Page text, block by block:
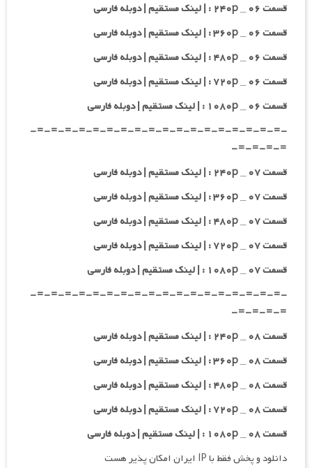
قسمت ۰۶ _ ۲۴۰p : | لینک مستقیم | دوبله فارسی
قسمت ۰۶ _ ۳۶۰p : | لینک مستقیم | دوبله فارسی
قسمت ۰۶ _ ۴۸۰p : | لینک مستقیم | دوبله فارسی
قسمت ۰۶ _ ۷۲۰p : | لینک مستقیم | دوبله فارسی
قسمت ۰۶ _ ۱۰۸۰p : | لینک مستقیم | دوبله فارسی
-=-=-=-=-=-=-=-=-=-=-=-=-=-=-=-=-=-=-
=-=-=-=-
قسمت ۰۷ _ ۲۴۰p : | لینک مستقیم | دوبله فارسی
قسمت ۰۷ _ ۳۶۰p : | لینک مستقیم | دوبله فارسی
قسمت ۰۷ _ ۴۸۰p : | لینک مستقیم | دوبله فارسی
قسمت ۰۷ _ ۷۲۰p : | لینک مستقیم | دوبله فارسی
قسمت ۰۷ _ ۱۰۸۰p : | لینک مستقیم | دوبله فارسی
-=-=-=-=-=-=-=-=-=-=-=-=-=-=-=-=-=-=-
=-=-=-=-
قسمت ۰۸ _ ۲۴۰p : | لینک مستقیم | دوبله فارسی
قسمت ۰۸ _ ۳۶۰p : | لینک مستقیم | دوبله فارسی
قسمت ۰۸ _ ۴۸۰p : | لینک مستقیم | دوبله فارسی
قسمت ۰۸ _ ۷۲۰p : | لینک مستقیم | دوبله فارسی
قسمت ۰۸ _ ۱۰۸۰p : | لینک مستقیم | دوبله فارسی
دانلود و پخش فقط با IP ایران امکان پذیر هست